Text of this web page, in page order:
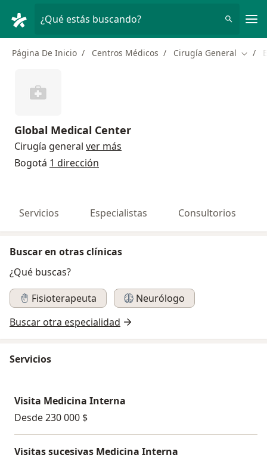
¿Qué estás buscando?
Página De Inicio Centros Médicos Cirugía General
Global Medical Center
Cirugía general ver más
Bogotá 1 dirección
Servicios Especialistas Consultorios
Buscar en otras clínicas
¿Qué buscas?
Fisioterapeuta
Neurólogo
Buscar otra especialidad
Servicios
Visita Medicina Interna
Desde 230 000 $
Visitas sucesivas Medicina Interna